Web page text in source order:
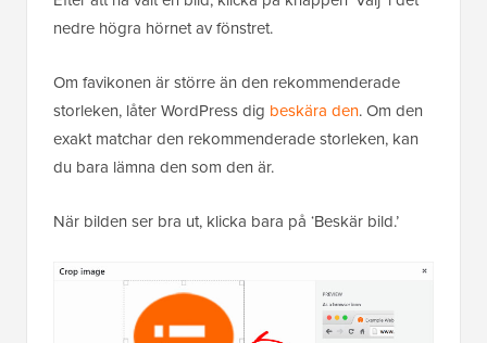
nedre högra hörnet av fönstret.
Om favikonen är större än den rekommenderade
storleken, låter WordPress dig beskära den. Om den
exakt matchar den rekommenderade storleken, kan
du bara lämna den som den är.
När bilden ser bra ut, klicka bara på ‘Beskär bild.’